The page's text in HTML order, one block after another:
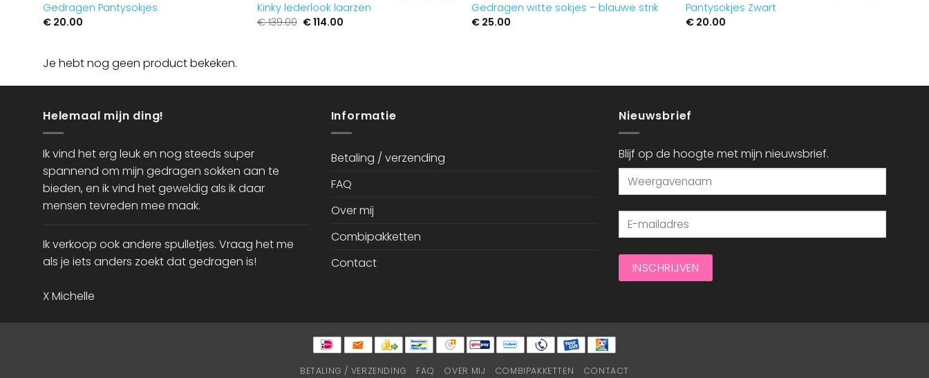
Gedragen Pantysokjes
€20.00
Kinky lederlook laarzen
€139.00 Oorspronkelijke
€114.00
Gedragen witte sokjes – blauwe strik
€25.00
Pantysokjes Zwart
€20.00
Je hebt nog geen product bekeken.
Helemaal mijn ding!
Ik vind het erg leuk en nog steeds super
spannend om mijn gedragen sokken aan te
bieden, en ik vind het geweldig als ik daar
mensen tevreden mee maak.
Ik verkoop ook andere spulletjes. Vraag het me
als je iets anders zoekt dat gedragen is!
X Michelle
Informatie
Betaling / verzending
FAQ
Over mij
Combipakketten
Contact
Nieuwsbrief
Blijf op de hoogte met mijn nieuwsbrief.
BETALING / VERZENDING FAQ OVER MIJ COMBIPAKKETTEN CONTACT